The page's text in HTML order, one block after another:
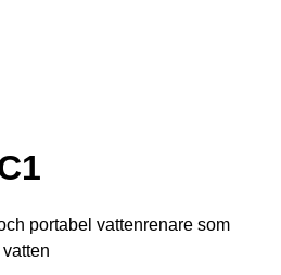
portabel vattenrenare som